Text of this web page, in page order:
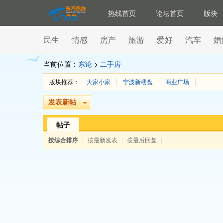
热线首页 论坛首页 版块
民生 情感 房产 旅游 爱好 汽车
当前位置： 东论 > 二手房
版块推荐： 大家小家 宁波新楼盘 商业广场
发表新帖
帖子
按综合排序 | 按最新发表 | 按最后回复 |